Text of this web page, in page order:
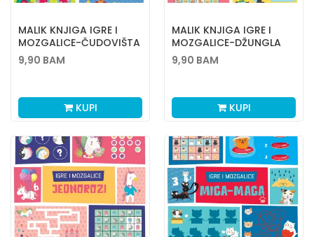
MALIK KNJIGA IGRE I
MOZGALICE-ČUDOVIŠTA
9,90 BAM
KUPI
MALIK KNJIGA IGRE I
MOZGALICE-DŽUNGLA
9,90 BAM
KUPI